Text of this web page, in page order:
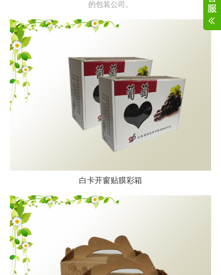
的包装公司。
白卡开窗贴膜彩箱